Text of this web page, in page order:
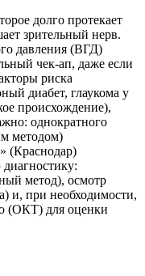
долго протекает
зрительный нерв.
давления (ВГД)
чек-ап, даже если
риска
диабет, глаукома у
происхождение),
однократного
методом)
(Краснодар)
метод), осмотр
и, при необходимости,
(ОКТ) для оценки